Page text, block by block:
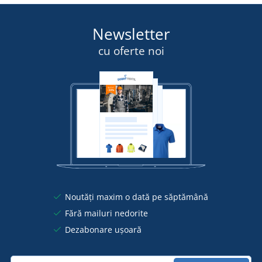
Newsletter
cu oferte noi
Noutăți maxim o dată pe săptămână
Fără mailuri nedorite
Dezabonare ușoară